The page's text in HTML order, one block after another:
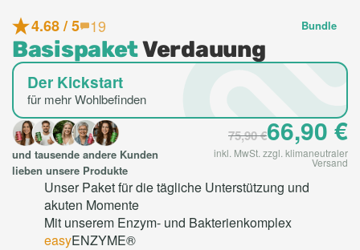
4.68 / 5 19 Bundle
BasispaketVerdauung
Der Kickstart
für mehr Wohlbefinden
und tausende andere Kunden
lieben unsere Produkte
75,90€66,90€
inkl. MwSt. zzgl. klimaneutraler
Versand
Unser Paket für die tägliche Unterstützung und
akuten Momente
Mit unserem Enzym- und Bakterienkomplex
easyENZYME®